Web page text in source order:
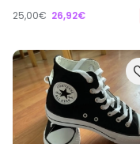
25,00€ 26,92€